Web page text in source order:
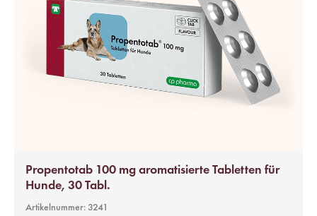
Propentotab 100 mg aromatisierte Tabletten für
Hunde, 30 Tabl.
Artikelnummer: 3241